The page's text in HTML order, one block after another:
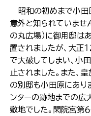
昭和の初めまで小田
意外と知られていませ
の丸広場）に御用邸はあ
置されましたが、大正１
で大破してしまい、小田
止されました。また、
の別邸も小田原にあり
ンターの跡地までの広
敷地でした。閑院宮第６